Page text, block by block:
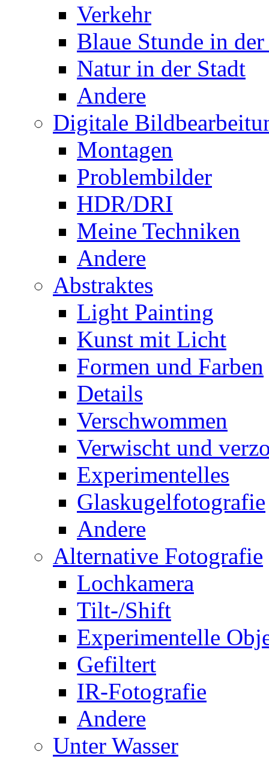
Verkehr
Blaue Stunde in
Natur in der Stadt
Andere
Digitale
Montagen
Problembilder
HDR/DRI
Meine Techniken
Andere
Abstraktes
Light Painting
Kunst mit Licht
Formen und Farben
Details
Verschwommen
Verwischt und
Experimentelles
Glaskugelfotografie
Andere
Alternative Fotografie
Lochkamera
Tilt-/Shift
Experimentelle
Gefiltert
IR-Fotografie
Andere
Unter Wasser